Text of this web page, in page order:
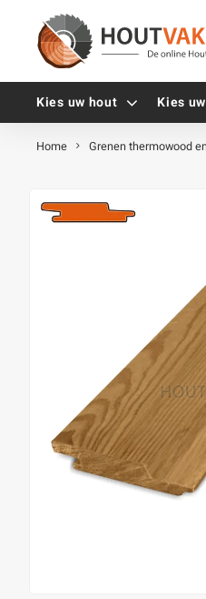
Kies uw hout Kies
Tellerkopschroeven
Alle vijzen
Home Grenen thermowood